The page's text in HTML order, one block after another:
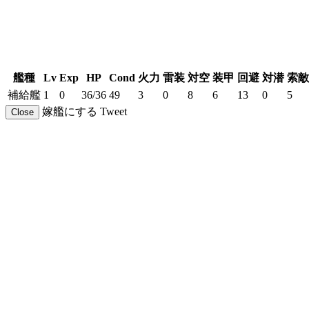
艦種 Lv Exp HP Cond 火力 雷装 対空 装甲 回避 対潜 索敵
補給艦 1 0 36/36 49 3 0 8 6 13 0 5
Close 嫁艦にする Tweet